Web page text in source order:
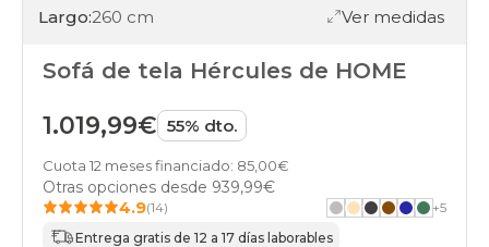
Largo:260 cm Ver medidas
Sofá de tela Hércules de HOME
1.019,99€ 55% dto.
Cuota 12 meses financiado: 85,00€
Otras opciones desde 939,99€
4.9(14) +5
Entrega gratis de 12 a 17 días laborables